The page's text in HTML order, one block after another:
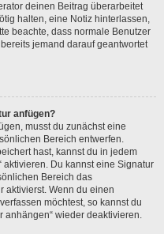
deinen Beitrag überarbeitet
halten, eine Notiz hinterlassen,
beachte, dass normale Benutzer
jemand darauf geantwortet
anfügen?
musst du zunächst eine
Bereich entwerfen.
hast, kannst du in jedem
aktivieren. Du kannst eine Signatur
Bereich das
aktivierst. Wenn du einen
möchtest, so kannst du
anhängen“ wieder deaktivieren.